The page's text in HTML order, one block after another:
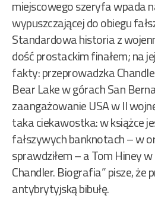
miejscowego szeryfa wpada
wypuszczającej do obiegu
Standardowa historia z
dość prostackim finałem; na
fakty: przeprowadzka
Bear Lake w górach San
zaangażowanie USA w II
taka ciekawostka: w książce
fałszywych banknotach – w
sprawdziłem – a Tom Hiney
Chandler. Biografia” pisze, że
antybrytyjską bibułę.